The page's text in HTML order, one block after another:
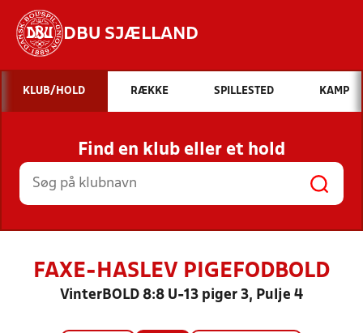
DBU SJÆLLAND
Hvad vil du søge efter?
INDHOLD OG NYHEDER
STILLINGER, RESULTATER, KLUBBER OG
HOLD
KLUB/HOLD RÆKKE SPILLESTED KAMP
Find en klub eller et hold
FAXE-HASLEV PIGEFODBOLD
VinterBOLD 8:8 U-13 piger 3, Pulje 4